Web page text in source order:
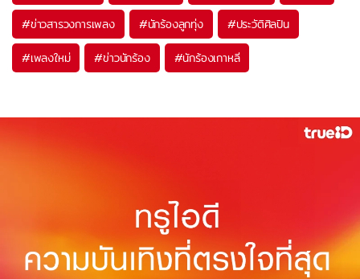
#ข่าวสารวงการเพลง #นักร้องลูกทุ่ง #ประวัติศิลปิน
#เพลงใหม่ #ข่าวนักร้อง #นักร้องเกาหลี